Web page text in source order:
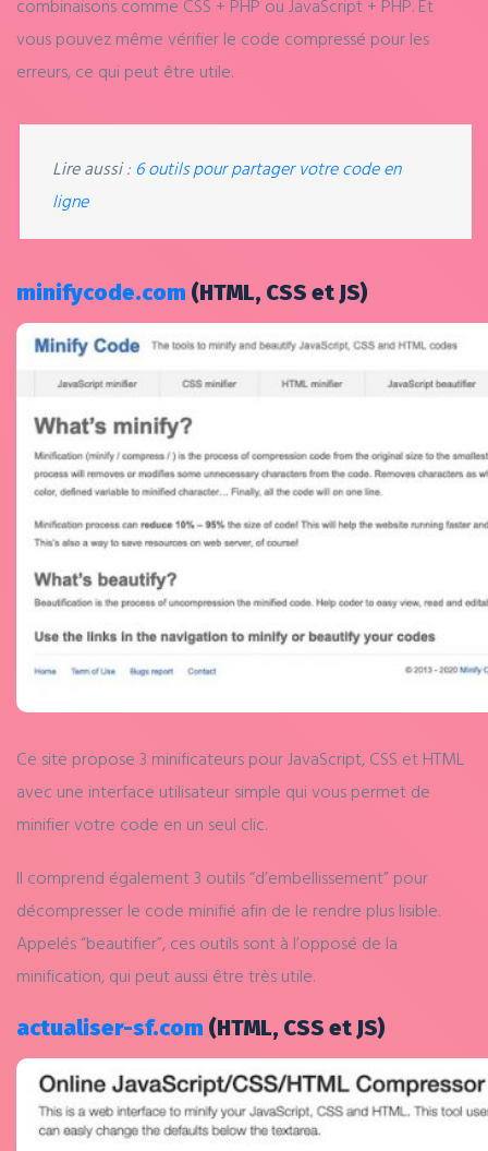
combinaisons comme CSS + PHP ou JavaScript + PHP. Et
vous pouvez même vérifier le code compressé pour les
erreurs, ce qui peut être utile.
Lire aussi: 6 outils pour partager votre code en
ligne
minifycode.com (HTML, CSS et JS)
Ce site propose 3 minificateurs pour JavaScript, CSS et HTML
avec une interface utilisateur simple qui vous permet de
minifier votre code en un seul clic.
Il comprend également 3 outils “d’embellissement” pour
décompresser le code minifié afin de le rendre plus lisible.
Appelés “beautifier”, ces outils sont à l’opposé de la
minification, qui peut aussi être très utile.
actualiser-sf.com (HTML, CSS et JS)